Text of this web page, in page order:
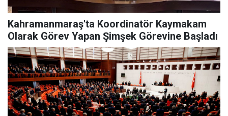
Kahramanmaraş'ta Koordinatör Kaymakam
Olarak Görev Yapan Şimşek Görevine Başladı